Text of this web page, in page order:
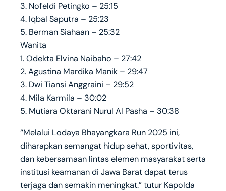
3. Nofeldi Petingko – 25:15
4. Iqbal Saputra – 25:23
5. Berman Siahaan – 25:32
Wanita
1. Odekta Elvina Naibaho – 27:42
2. Agustina Mardika Manik – 29:47
3. Dwi Tiansi Anggraini – 29:52
4. Mila Karmila – 30:02
5. Mutiara Oktarani Nurul Al Pasha – 30:38
“Melalui Lodaya Bhayangkara Run 2025 ini,
diharapkan semangat hidup sehat, sportivitas,
dan kebersamaan lintas elemen masyarakat serta
institusi keamanan di Jawa Barat dapat terus
terjaga dan semakin meningkat.” tutur Kapolda